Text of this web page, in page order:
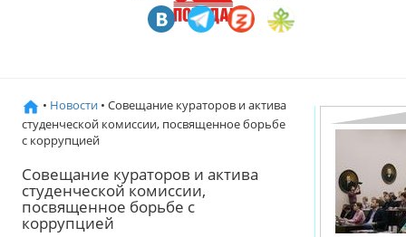
• Новости • Совещание кураторов и актива
студенческой комиссии, посвященное борьбе
с коррупцией
Совещание кураторов и актива
студенческой комиссии,
посвященное борьбе с
коррупцией